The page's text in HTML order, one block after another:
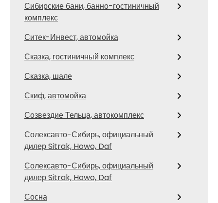
Сибирские бани, банно-гостиничный
комплекс
Ситек-Инвест, автомойка
Сказка, гостиничный комплекс
Сказка, шале
Скиф, автомойка
Созвездие Тельца, автокомплекс
Солексавто-Сибирь, официальный
дилер Sitrak, Howo, Daf
Солексавто-Сибирь, официальный
дилер Sitrak, Howo, Daf
Сосна